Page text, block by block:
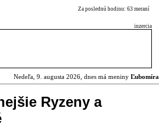
Za poslednú hodinu: 63 meraní
inzercia
Nedeľa, 9. augusta 2026, dnes má meniny Ľubomíra
Ryzeny a